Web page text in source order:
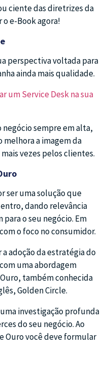
ciente das diretrizes da
e-Book agora!
perspectiva voltada para
ainda mais qualidade.
um Service Desk na sua
negócio sempre em alta,
a imagem da
vezes pelos clientes.
ser uma solução que
dando relevância
o seu negócio. Em
o foco no consumidor.
adoção da estratégia do
uma abordagem
também conhecida
Golden Circle.
investigação profunda
do seu negócio. Ao
Ouro você deve formular